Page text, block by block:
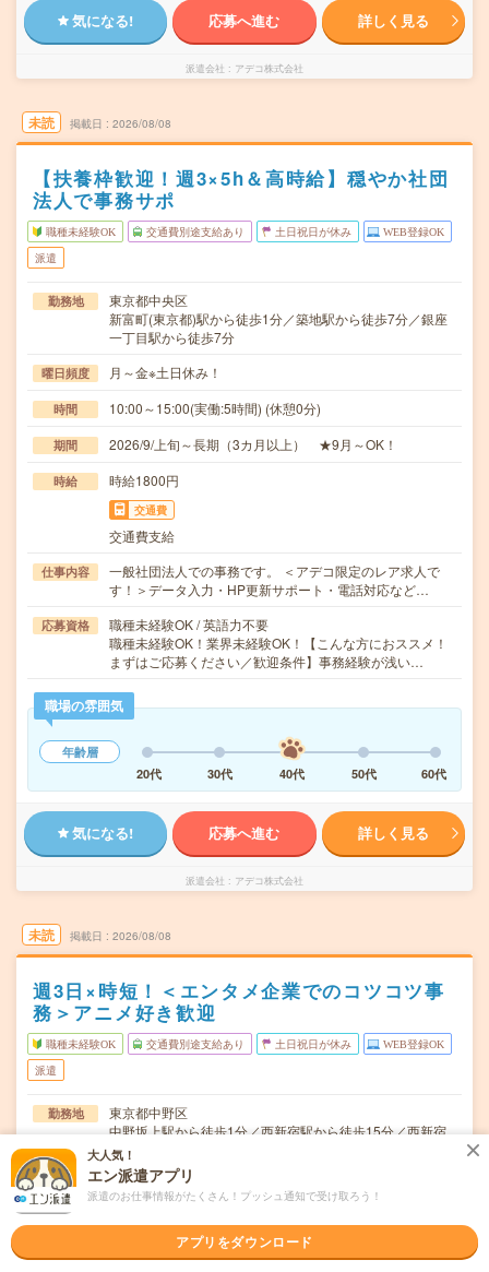
気になる! 応募へ進む 詳しく見る
派遣会社 アデコ株式会社
未読 掲載日 2026/08/08
【扶養枠歓迎！週3×5h＆高時給】穏やか社団
法人で事務サポ
職種未経験OK 交通費別途支給あり 土日祝日が休み WEB登録OK
派遣
勤務地
東京都中央区
新富町(東京都)駅から徒歩1分／築地駅から徒歩7分／銀座
一丁目駅から徒歩7分
曜日頻度 月～金※土日休み！
時間 10:00～15:00(実働:5時間) (休憩0分)
期間 2026/9/上旬～長期（3カ月以上） ★9月～OK！
時給 時給1800円
交通費
交通費支給
仕事内容
一般社団法人での事務です。 ＜アデコ限定のレア求人で
す！＞データ入力・HP更新サポート・電話対応など…
応募資格
職種未経験OK / 英語力不要
職種未経験OK！業界未経験OK！【こんな方におススメ！
まずはご応募ください／歓迎条件】事務経験が浅い…
職場の雰囲気
年齢層
20代
30代 40代 50代 60代
気になる! 応募へ進む 詳しく見る
派遣会社 アデコ株式会社
未読 掲載日 2026/08/08
週3日×時短！＜エンタメ企業でのコツコツ事
務＞アニメ好き歓迎
職種未経験OK 交通費別途支給あり 土日祝日が休み WEB登録OK
派遣
勤務地
東京都中野区
中野坂上駅から徒歩1分／西新宿駅から徒歩15分／西新宿
五丁目駅から徒歩14分
曜日頻度 シフト制※土日休み！
時間
期間 2026/9/上旬～長期（3カ月以上） ★9月～OK！
大人気！
エン派遣アプリ
派遣のお仕事情報がたくさん！プッシュ通知で受け取ろう！
アプリをダウンロード